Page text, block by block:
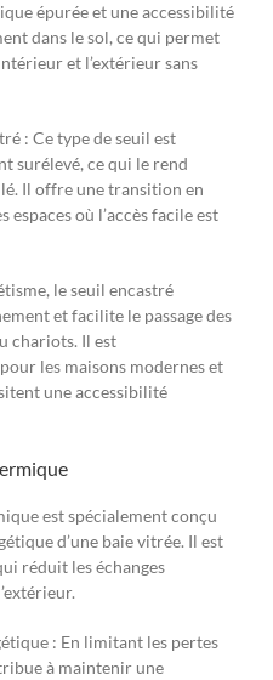
épurée et une accessibilité
dans le sol, ce qui permet
et l’extérieur sans
: Ce type de seuil est
surélevé, ce qui le rend
Il offre une transition en
où l’accès facile est
le seuil encastré
et facilite le passage des
chariots. Il est
les maisons modernes et
une accessibilité
est spécialement conçu
d’une baie vitrée. Il est
réduit les échanges
: En limitant les pertes
à maintenir une